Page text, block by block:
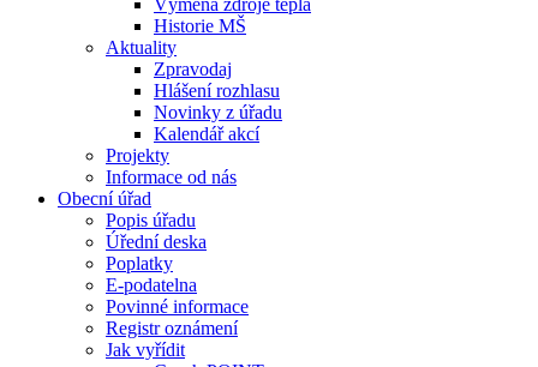
Výměna zdroje tepla
Historie MŠ
Aktuality
Zpravodaj
Hlášení rozhlasu
Novinky z úřadu
Kalendář akcí
Projekty
Informace od nás
Obecní úřad
Popis úřadu
Úřední deska
Poplatky
E-podatelna
Povinné informace
Registr oznámení
Jak vyřídit